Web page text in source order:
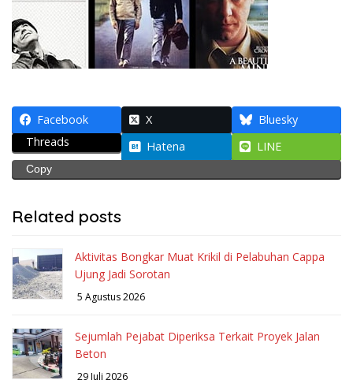
Facebook X
Bluesky
Threads
Hatena LINE
Copy
Related posts
Aktivitas Bongkar Muat Krikil di Pelabuhan Cappa
Ujung Jadi Sorotan
5 Agustus 2026
Sejumlah Pejabat Diperiksa Terkait Proyek Jalan
Beton
29 Juli 2026